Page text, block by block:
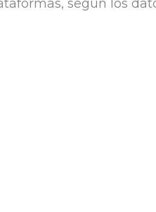
según los